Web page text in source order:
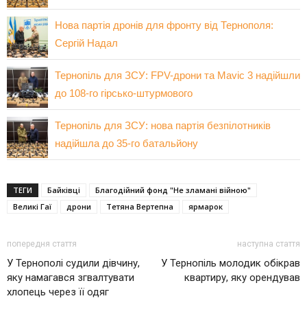
Нова партія дронів для фронту від Тернополя:
Сергій Надал
Тернопіль для ЗСУ: FPV-дрони та Mavic 3 надійшли
до 108-го гірсько-штурмового
Тернопіль для ЗСУ: нова партія безпілотників
надійшла до 35-го батальйону
ТЕГИ Байківці
Благодійний фонд "Не зламані війною"
Великі Гаї
дрони Тетяна Вертепна ярмарок
попередня стаття
У Тернополі судили дівчину,
яку намагався згвалтувати
хлопець через її одяг
наступна стаття
У Тернопіль молодик обікрав
квартиру, яку орендував